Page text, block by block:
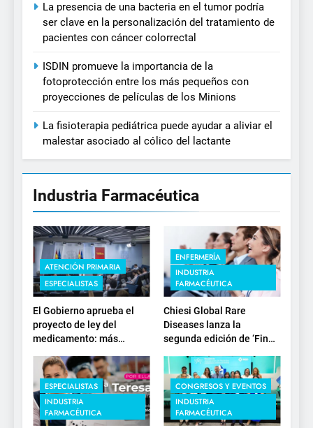
La presencia de una bacteria en el tumor podría
ser clave en la personalización del tratamiento de
pacientes con cáncer colorrectal
ISDIN promueve la importancia de la
fotoprotección entre los más pequeños con
proyecciones de películas de los Minions
La fisioterapia pediátrica puede ayudar a aliviar el
malestar asociado al cólico del lactante
Industria Farmacéutica
ATENCIÓN PRIMARIA
ESPECIALISTAS
El Gobierno aprueba el
proyecto de ley del
medicamento: más
estratégica y
modernización para el
SNS
ENFERMERÍA
INDUSTRIA
FARMACÉUTICA
Chiesi Global Rare
Diseases lanza la
segunda edición de ‘Find
investigación en
enfermedades de
depósito lisosomal
ESPECIALISTAS
INDUSTRIA
FARMACÉUTICA
CONGRESOS Y EVENTOS
INDUSTRIA
FARMACÉUTICA